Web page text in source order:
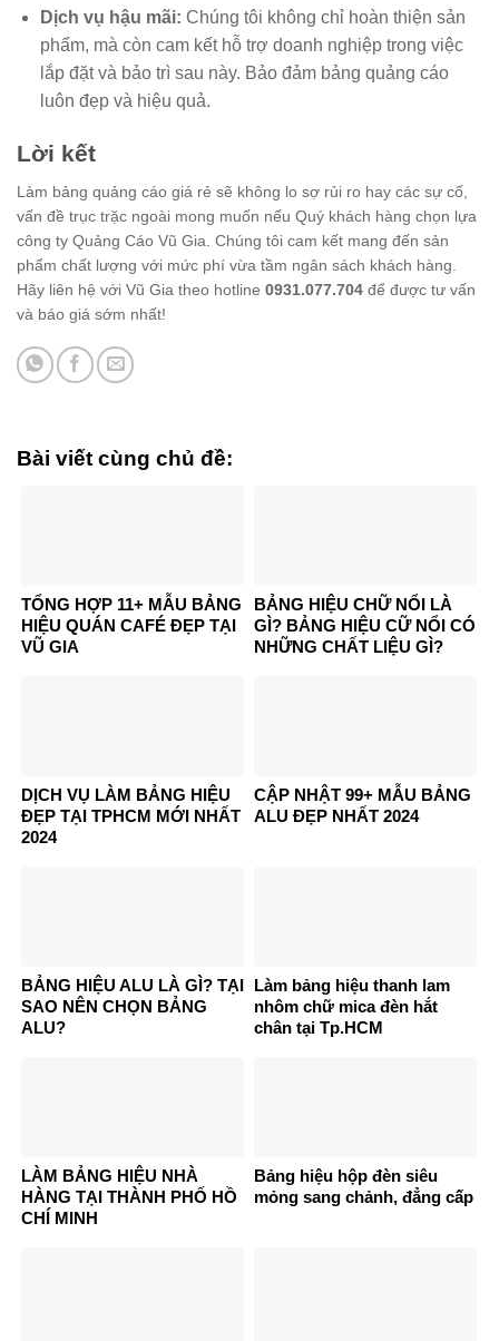
Dịch vụ hậu mãi: Chúng tôi không chỉ hoàn thiện sản
phẩm, mà còn cam kết hỗ trợ doanh nghiệp trong việc
lắp đặt và bảo trì sau này. Bảo đảm bảng quảng cáo
luôn đẹp và hiệu quả.
Lời kết
Làm bảng quảng cáo giá rẻ sẽ không lo sợ rủi ro hay các sự cố,
vấn đề trục trặc ngoài mong muốn nếu Quý khách hàng chọn lựa
công ty Quảng Cáo Vũ Gia. Chúng tôi cam kết mang đến sản
phẩm chất lượng với mức phí vừa tầm ngân sách khách hàng.
Hãy liên hệ với Vũ Gia theo hotline 0931.077.704 để được tư vấn
và báo giá sớm nhất!
Bài viết cùng chủ đề:
TỔNG HỢP 11+ MẪU BẢNG
HIỆU QUÁN CAFÉ ĐẸP TẠI
VŨ GIA
BẢNG HIỆU CHỮ NỔI LÀ
GÌ? BẢNG HIỆU CỮ NỔI CÓ
NHỮNG CHẤT LIỆU GÌ?
DỊCH VỤ LÀM BẢNG HIỆU
ĐẸP TẠI TPHCM MỚI NHẤT
2024
CẬP NHẬT 99+ MẪU BẢNG
ALU ĐẸP NHẤT 2024
BẢNG HIỆU ALU LÀ GÌ? TẠI
SAO NÊN CHỌN BẢNG
ALU?
Làm bảng hiệu thanh lam
nhôm chữ mica đèn hắt
chân tại Tp.HCM
LÀM BẢNG HIỆU NHÀ
HÀNG TẠI THÀNH PHỐ HỒ
CHÍ MINH
Bảng hiệu hộp đèn siêu
mỏng sang chảnh, đẳng cấp